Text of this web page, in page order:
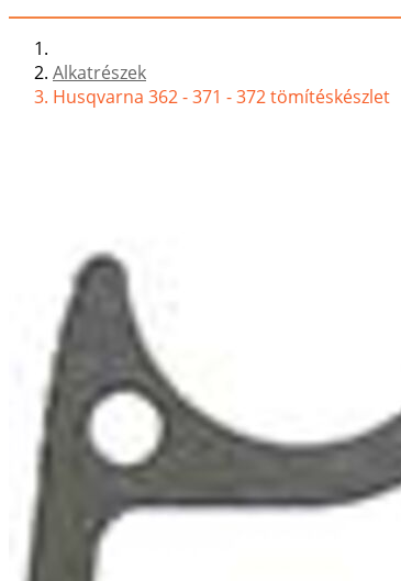
Alkatrészek
Husqvarna 362 - 371 - 372 tömítéskészlet